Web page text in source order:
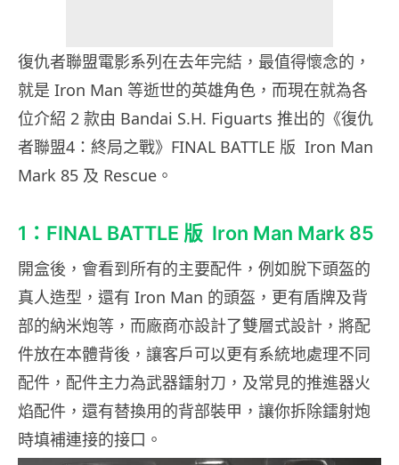
復仇者聯盟電影系列在去年完結，最值得懷念的，
就是 Iron Man 等逝世的英雄角色，而現在就為各
位介紹 2 款由 Bandai S.H. Figuarts 推出的《復仇
者聯盟4：終局之戰》FINAL BATTLE 版 Iron Man
Mark 85 及 Rescue。
1：FINAL BATTLE 版 Iron Man Mark 85
開盒後，會看到所有的主要配件，例如脫下頭盔的
真人造型，還有 Iron Man 的頭盔，更有盾牌及背
部的納米炮等，而廠商亦設計了雙層式設計，將配
件放在本體背後，讓客戶可以更有系統地處理不同
配件，配件主力為武器鐳射刀，及常見的推進器火
焰配件，還有替換用的背部裝甲，讓你拆除鐳射炮
時填補連接的接口。